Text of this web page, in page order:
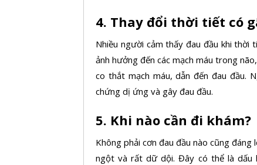
4. Thay đổi thời tiết có
Nhiều người cảm thấy đau đầu khi
ảnh hưởng đến các mạch máu trong
co thắt mạch máu, dẫn đến đau đầu.
chứng dị ứng và gây đau đầu.
5. Khi nào cần đi khám?
Không phải cơn đau đầu nào cũng
ngột và rất dữ dội. Đây có thể là dấu